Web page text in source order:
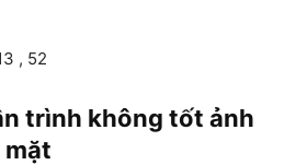
, 52
trình không tốt ảnh
mặt